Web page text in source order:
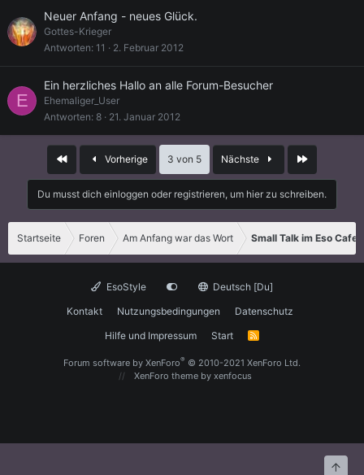
Neuer Anfang - neues Glück.
Gottes-Krieger
Antworten 11 2. Februar 2012
E
Ein herzliches Hallo an alle Forum-Besucher
Ehemaliger_User
Antworten 8 21. Januar 2012
Erste Vorherige 3 von 5 Nächste Letzte
Du musst dich einloggen oder registrieren, um hier zu schreiben.
Startseite Foren Am Anfang war das Wort Small Talk im Eso Cafe
EsoStyle
Deutsch [Du]
Kontakt
Nutzungsbedingungen
Datenschutz
Hilfe und Impressum
Start
R
Forum software by XenForo® © 2010-2021 XenForo Ltd.
XenForo theme by xenfocus
Oben